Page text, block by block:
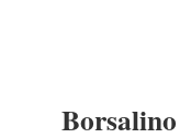
Borsalino